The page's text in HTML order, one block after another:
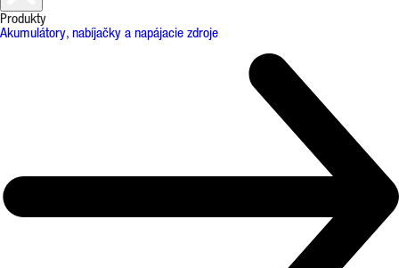
Produkty
Akumulátory, nabíjačky a napájacie zdroje